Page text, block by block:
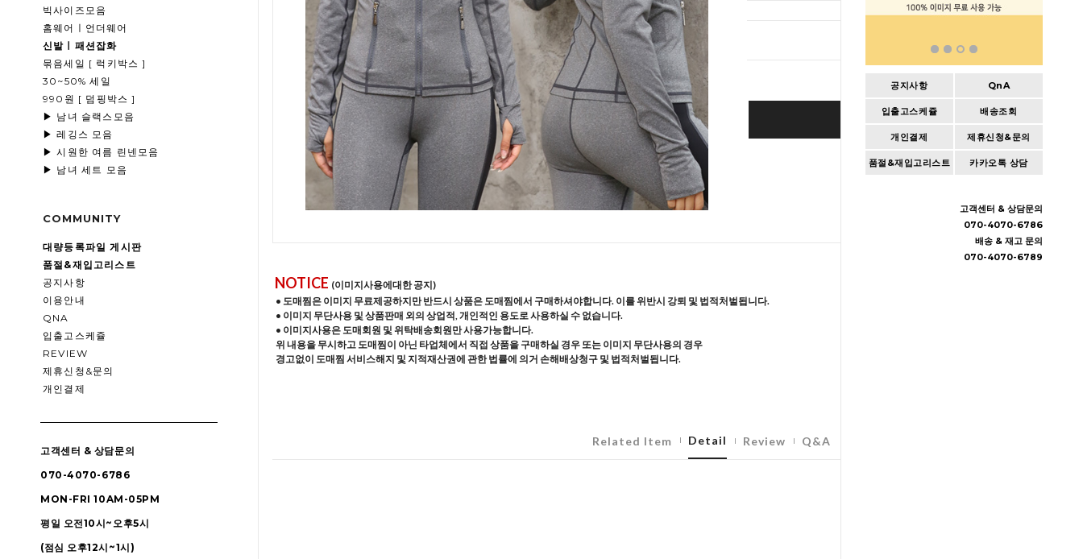
빅사이즈모음
홈웨어ㅣ언더웨어
신발ㅣ패션잡화
묶음세일 [ 럭키박스 ]
30~50% 세일
990원 [ 덤핑박스 ]
▶ 남녀 슬랙스모음
▶ 레깅스 모음
▶ 시원한 여름 린넨모음
▶ 남녀 세트 모음
COMMUNITY
대량등록파일 게시판
품절&재입고리스트
공지사항
이용안내
QNA
입출고스케쥴
REVIEW
제휴신청&문의
개인결제
고객센터 & 상담문의
070-4070-6786
MON-FRI 10AM-05PM
평일 오전10시~오후5시
(점심 오후12시~1시)
공지사항 QnA
입출고스케쥴 배송조회
개인결제 제휴신청&문의
품절&재입고리스트 카카오톡 상담
고객센터 & 상담문의
070-4070-6786
배송 & 재고 문의
070-4070-6789
BUY IT NOW
Cart | Wishlist
NOTICE (이미지사용에대한 공지)
• 도매찜은 이미지 무료제공하지만 반드시 상품은 도매찜에서 구매하셔야합니다. 이를 위반시 강퇴 및 법적처벌됩니다.
• 이미지 무단사용 및 상품판매 외의 상업적, 개인적인 용도로 사용하실 수 없습니다.
• 이미지사용은 도매회원 및 위탁배송회원만 사용가능합니다.
위 내용을 무시하고 도매찜이 아닌 타업체에서 직접 상품을 구매하실 경우 또는 이미지 무단사용의 경우
경고없이 도매찜 서비스해지 및 지적재산권에 관한 법률에 의거 손해배상청구 및 법적처벌됩니다.
Related Item Detail Review Q&A